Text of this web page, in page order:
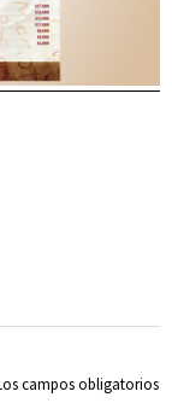
campos obligatorios